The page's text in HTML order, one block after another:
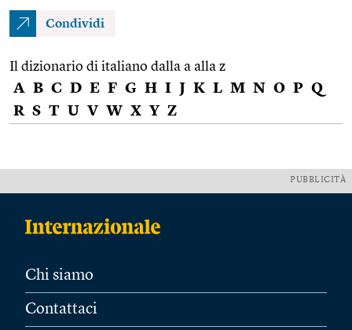
Condividi
Il dizionario di italiano dalla a alla z
A B C D E F G H I J K L M N O P Q
R S T U V W X Y Z
PUBBLICITÀ
Chi siamo
Contattaci